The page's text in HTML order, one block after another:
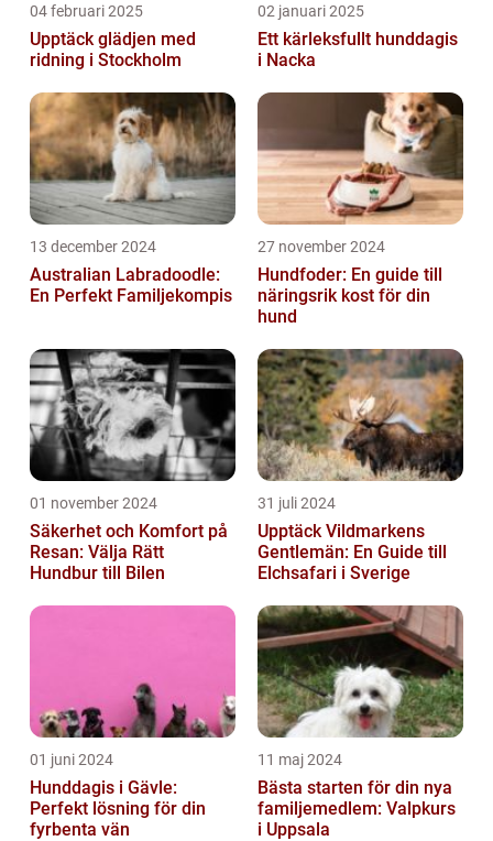
04 februari 2025
Upptäck glädjen med
ridning i Stockholm
02 januari 2025
Ett kärleksfullt hunddagis
i Nacka
13 december 2024
Australian Labradoodle:
En Perfekt Familjekompis
27 november 2024
Hundfoder: En guide till
näringsrik kost för din
hund
01 november 2024
Säkerhet och Komfort på
Resan: Välja Rätt
Hundbur till Bilen
31 juli 2024
Upptäck Vildmarkens
Gentlemän: En Guide till
Elchsafari i Sverige
01 juni 2024
Hunddagis i Gävle:
Perfekt lösning för din
fyrbenta vän
11 maj 2024
Bästa starten för din nya
familjemedlem: Valpkurs
i Uppsala